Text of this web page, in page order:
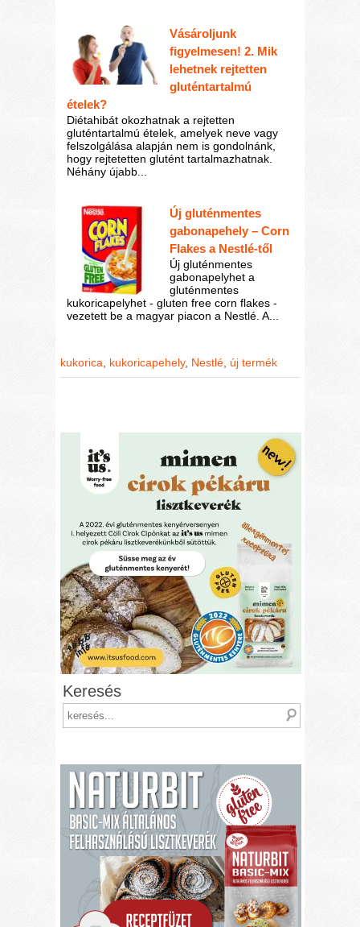
Vásároljunk
figyelmesen! 2. Mik
lehetnek rejtetten
gluténtartalmú
ételek?
Diétahibát okozhatnak a rejtetten
gluténtartalmú ételek, amelyek neve vagy
felszolgálása alapján nem is gondolnánk,
hogy rejtetetten glutént tartalmazhatnak.
Néhány újabb...
Új gluténmentes
gabonapehely – Corn
Flakes a Nestlé-től
Új gluténmentes
gabonapelyhet a
gluténmentes
kukoricapelyhet - gluten free corn flakes -
vezetett be a magyar piacon a Nestlé. A...
kukorica kukoricapehely, Nestlé új termék
Keresés